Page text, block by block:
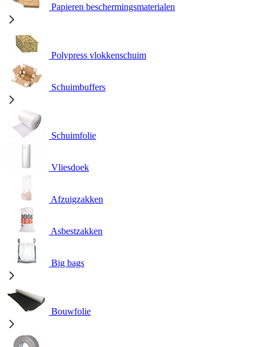
Papieren beschermingsmaterialen
Polypress vlokkenschuim
Schuimbuffers
Schuimfolie
Vliesdoek
Afzuigzakken
Asbestzakken
Big bags
Bouwfolie